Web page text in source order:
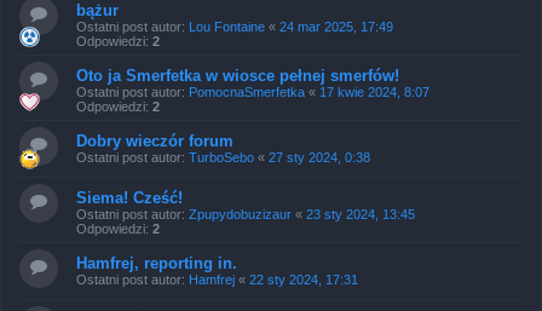
bążur
Ostatni post autor: Lou Fontaine « 24 mar 2025, 17:49
Odpowiedzi: 2
Oto ja Smerfetka w wiosce pełnej smerfów!
Ostatni post autor: PomocnaSmerfetka « 17 kwie 2024, 8:07
Odpowiedzi: 2
Dobry wieczór forum
Ostatni post autor: TurboSebo « 27 sty 2024, 0:38
Siema! Cześć!
Ostatni post autor: Zpupydobuzizaur « 23 sty 2024, 13:45
Odpowiedzi: 2
Hamfrej, reporting in.
Ostatni post autor: Hamfrej « 22 sty 2024, 17:31